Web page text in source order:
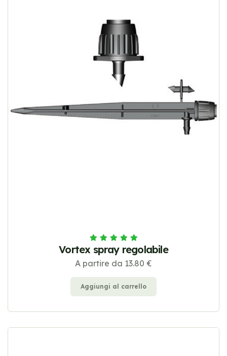
Vortex spray regolabile
A partire da 13.80 €
Aggiungi al carrello